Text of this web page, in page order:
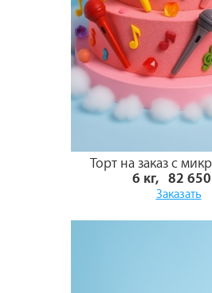
Торт на заказ с
6 кг, 82
Заказать